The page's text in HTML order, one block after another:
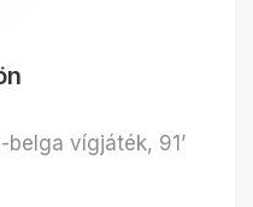
vígjáték, 91’